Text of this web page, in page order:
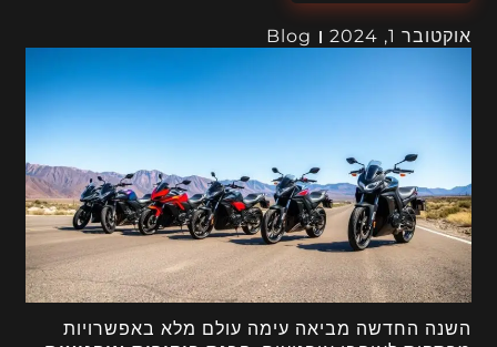
אוקטובר 1, 2024 Blog
השנה החדשה מביאה עימה עולם מלא באפשרויות